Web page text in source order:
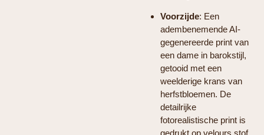
Voorzijde: Een
adembenemende AI-
gegenereerde print van
een dame in barokstijl,
getooid met een
weelderige krans van
herfstbloemen. De
detailrijke
fotorealistische print is
gedrukt op velours stof